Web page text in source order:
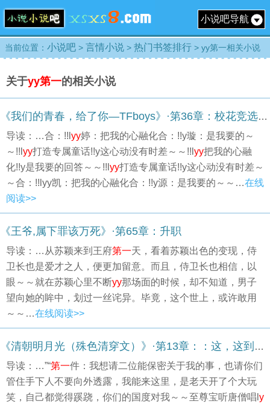
小说吧导航
当前位置： 小说吧 > 言情小说 > 热门书签排行 > yy第一相关小说
关于yy第一的相关小说
《我们的青春，给了你—TFboys》·第36章：校花竞选。。。。（two）
导读：…合：!!l yy婷：把我的心融化合：!!y璇：是我要的～
～!!l yy打造专属童话!!y这心动没有时差～～!!l yy把我的心融
化!!y是我要的回答～～!!l yy打造专属童话!!y这心动没有时差～
～合：!!lyy凯：把我的心融化合：!!y源：是我要的～～…在线
阅读>>
《王爷,属下罪该万死》·第65章：升职
导读：…从苏颖来到王府第一天，看着苏颖出色的变现，侍
卫长也是爱才之人，便更加留意。而且，侍卫长也相信，以
眼～～就在苏颖心里不断yy那场面的时候，却不知道，男子
望向她的眸中，划过一丝诧异。毕竟，这个世上，或许敢用
～～…在线阅读>>
《清朝明月光（殊色清穿文）》·第13章：：这，这到底是个什么女人啊！
导读：…”“第一件：我想请二位能保密关于我的事，也请你们
管住手下人不要向外透露，我能来这里，是老天开了个大玩
笑，自己都觉得蹊跷，你们的国度对我～～至尊宝听唐僧唱l y